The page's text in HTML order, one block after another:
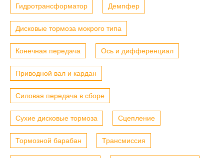
Гидротрансформатор Демпфер
Дисковые тормоза мокрого типа
Конечная передача Ось и дифференциал
Приводной вал и кардан
Силовая передача в сборе
Сухие дисковые тормоза Сцепление
Тормозной барабан Трансмиссия